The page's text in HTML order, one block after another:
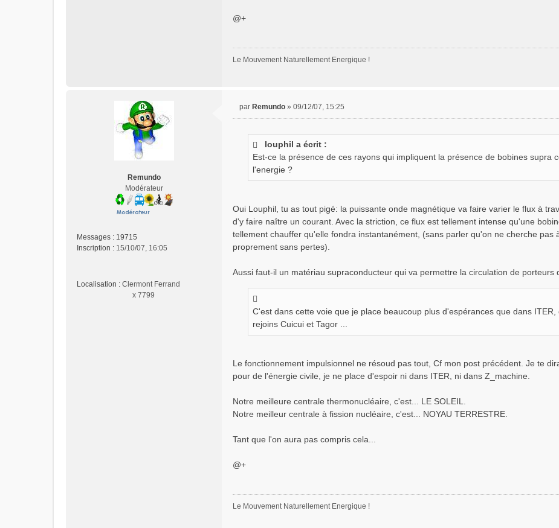
@+
Le Mouvement Naturellement Energique !
Remundo
Modérateur
Messages : 19715
Inscription : 15/10/07, 16:05
Localisation : Clermont Ferrand
x 7799
n
l
par Remundo » 09/12/07, 15:25
louphil a écrit :
Est-ce la présence de ces rayons qui impliquent la présence de bobines supra
l'energie ?
Oui Louphil, tu as tout pigé: la puissante onde magnétique va faire varier le flux à
d'y faire naître un courant. Avec la striction, ce flux est tellement intense qu'une
tellement chauffer qu'elle fondra instantanément, (sans parler qu'on ne cherche pas
proprement sans pertes).
Aussi faut-il un matériau supraconducteur qui va permettre la circulation de porteurs
C'est dans cette voie que je place beaucoup plus d'espérances que dans
rejoins Cuicui et Tagor ...
Le fonctionnement impulsionnel ne résoud pas tout, Cf mon post précédent. Je te
pour de l'énergie civile, je ne place d'espoir ni dans ITER, ni dans Z_machine.
Notre meilleure centrale thermonucléaire, c'est... LE SOLEIL.
Notre meilleur centrale à fission nucléaire, c'est... NOYAU TERRESTRE.
Tant que l'on aura pas compris cela...
@+
Le Mouvement Naturellement Energique !